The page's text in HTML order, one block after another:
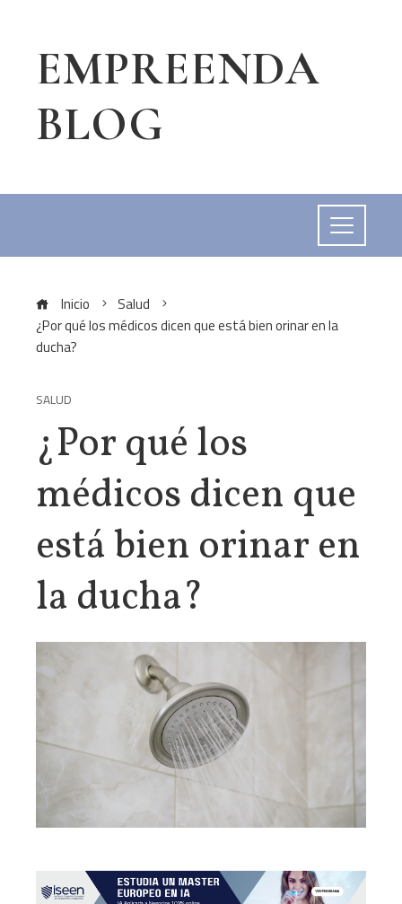
EMPREENDA
BLOG
Inicio
Salud
¿Por qué los médicos dicen que está bien orinar en la
ducha?
SALUD
¿Por qué los
médicos dicen que
está bien orinar en
la ducha?